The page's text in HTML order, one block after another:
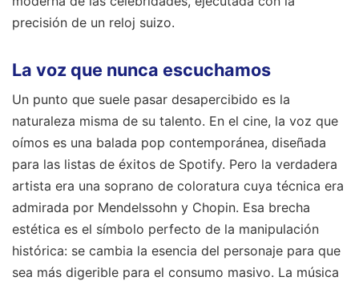
precisión de un reloj suizo.
La voz que nunca escuchamos
Un punto que suele pasar desapercibido es la
naturaleza misma de su talento. En el cine, la voz que
oímos es una balada pop contemporánea, diseñada
para las listas de éxitos de Spotify. Pero la verdadera
artista era una soprano de coloratura cuya técnica era
admirada por Mendelssohn y Chopin. Esa brecha
estética es el símbolo perfecto de la manipulación
histórica: se cambia la esencia del personaje para que
sea más digerible para el consumo masivo. La música